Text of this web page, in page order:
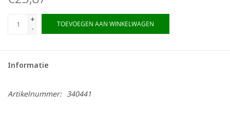
+
-
TOEVOEGEN AAN WINKELWAGEN
Informatie
Artikelnummer: 340441